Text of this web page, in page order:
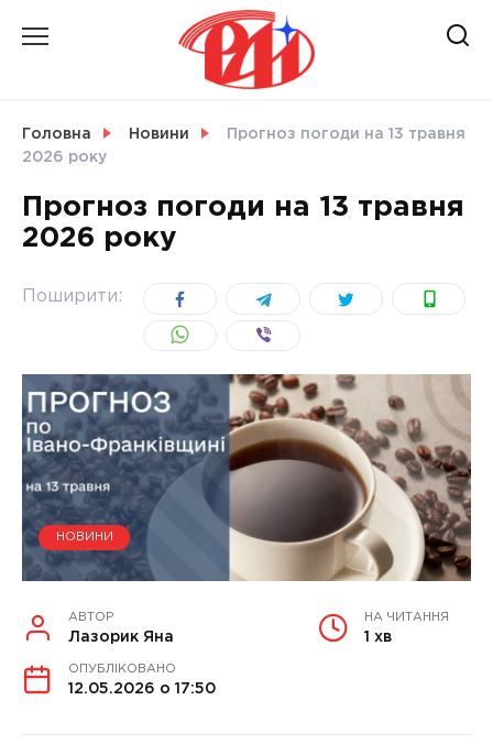
УКРАЇНА
Головна Новини
Прогноз погоди на 13 травня
2026 року
Прогноз погоди на 13 травня
2026 року
Поширити:
НОВИНИ
АВТОР
Лазорик Яна
НА ЧИТАННЯ
1 хв
ОПУБЛІКОВАНО
12.05.2026 о 17:50